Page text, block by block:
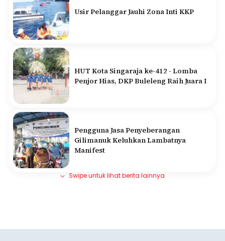
Usir Pelanggar Jauhi Zona Inti KKP
HUT Kota Singaraja ke-412 - Lomba
Penjor Hias, DKP Buleleng Raih Juara I
Pengguna Jasa Penyeberangan
Gilimanuk Keluhkan Lambatnya
Manifest
Swipe untuk lihat berita lainnya